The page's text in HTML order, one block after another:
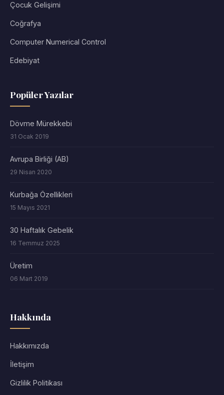
Çocuk Gelişimi
Coğrafya
Computer Numerical Control
Edebiyat
Popüler Yazılar
Dövme Mürekkebi
31 Ocak 2019
Avrupa Birliği (AB)
29 Nisan 2020
Kurbağa Özellikleri
15 Mayıs 2021
30 Haftalık Gebelik
16 Temmuz 2025
Üretim
06 Mart 2019
Hakkında
Hakkımızda
İletişim
Gizlilik Politikası